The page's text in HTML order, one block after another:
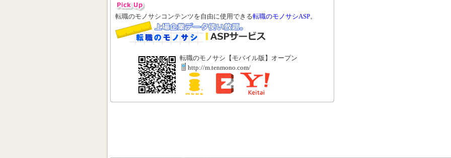
転職のモノサシコンテンツを自由に使用できる転職のモノサシASP。
転職のモノサシ【モバイル版】オープン
http://m.tenmono.com/